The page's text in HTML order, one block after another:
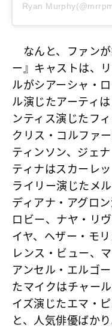
Ryan
なんと、ファン
ー』キャストは、
ルがシアーシャ・
ル演じたアーティ
ンティス演じたフ
クリス・コルファ
ティンソン、ジェ
ティナはスカーレ
ライリー演じたメ
ディアナ・アグロ
ロビー、ナヤ・リ
イヤ、ヘザー・モ
レンス・ビュー、
アンセル・エルゴ
たマイクはチャー
イズ演じたエマ・
と、人気俳優ばかり